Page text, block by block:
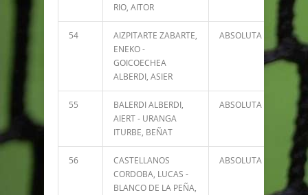
RIO, AITOR
54
AIZPITARTE ZABARTE,
ENEKO -
GOICOECHEA
ALBERDI, ASIER
ABSOLUTA 3025
55
BALERDI ALBERDI,
AIERT - URANGA
ITURBE, BEÑAT
ABSOLUTA 2931
56
CASTELLANOS
CORDOBA, LUCAS -
BLANCO DE LA PEÑA,
ABSOLUTA 2856